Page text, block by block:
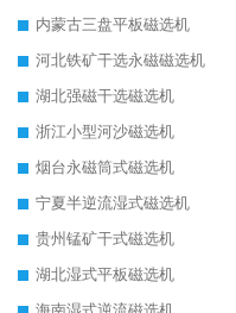
内蒙古三盘平板磁选机
河北铁矿干选永磁磁选机
湖北强磁干选磁选机
浙江小型河沙磁选机
烟台永磁筒式磁选机
宁夏半逆流湿式磁选机
贵州锰矿干式磁选机
湖北湿式平板磁选机